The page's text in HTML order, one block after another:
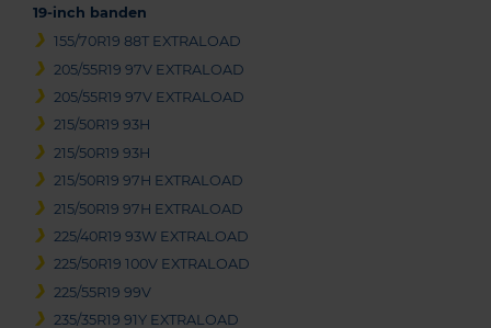
19-inch banden
155/70R19 88T EXTRALOAD
205/55R19 97V EXTRALOAD
205/55R19 97V EXTRALOAD
215/50R19 93H
215/50R19 93H
215/50R19 97H EXTRALOAD
215/50R19 97H EXTRALOAD
225/40R19 93W EXTRALOAD
225/50R19 100V EXTRALOAD
225/55R19 99V
235/35R19 91Y EXTRALOAD